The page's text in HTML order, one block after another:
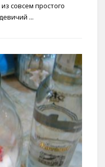
совсем простого
...